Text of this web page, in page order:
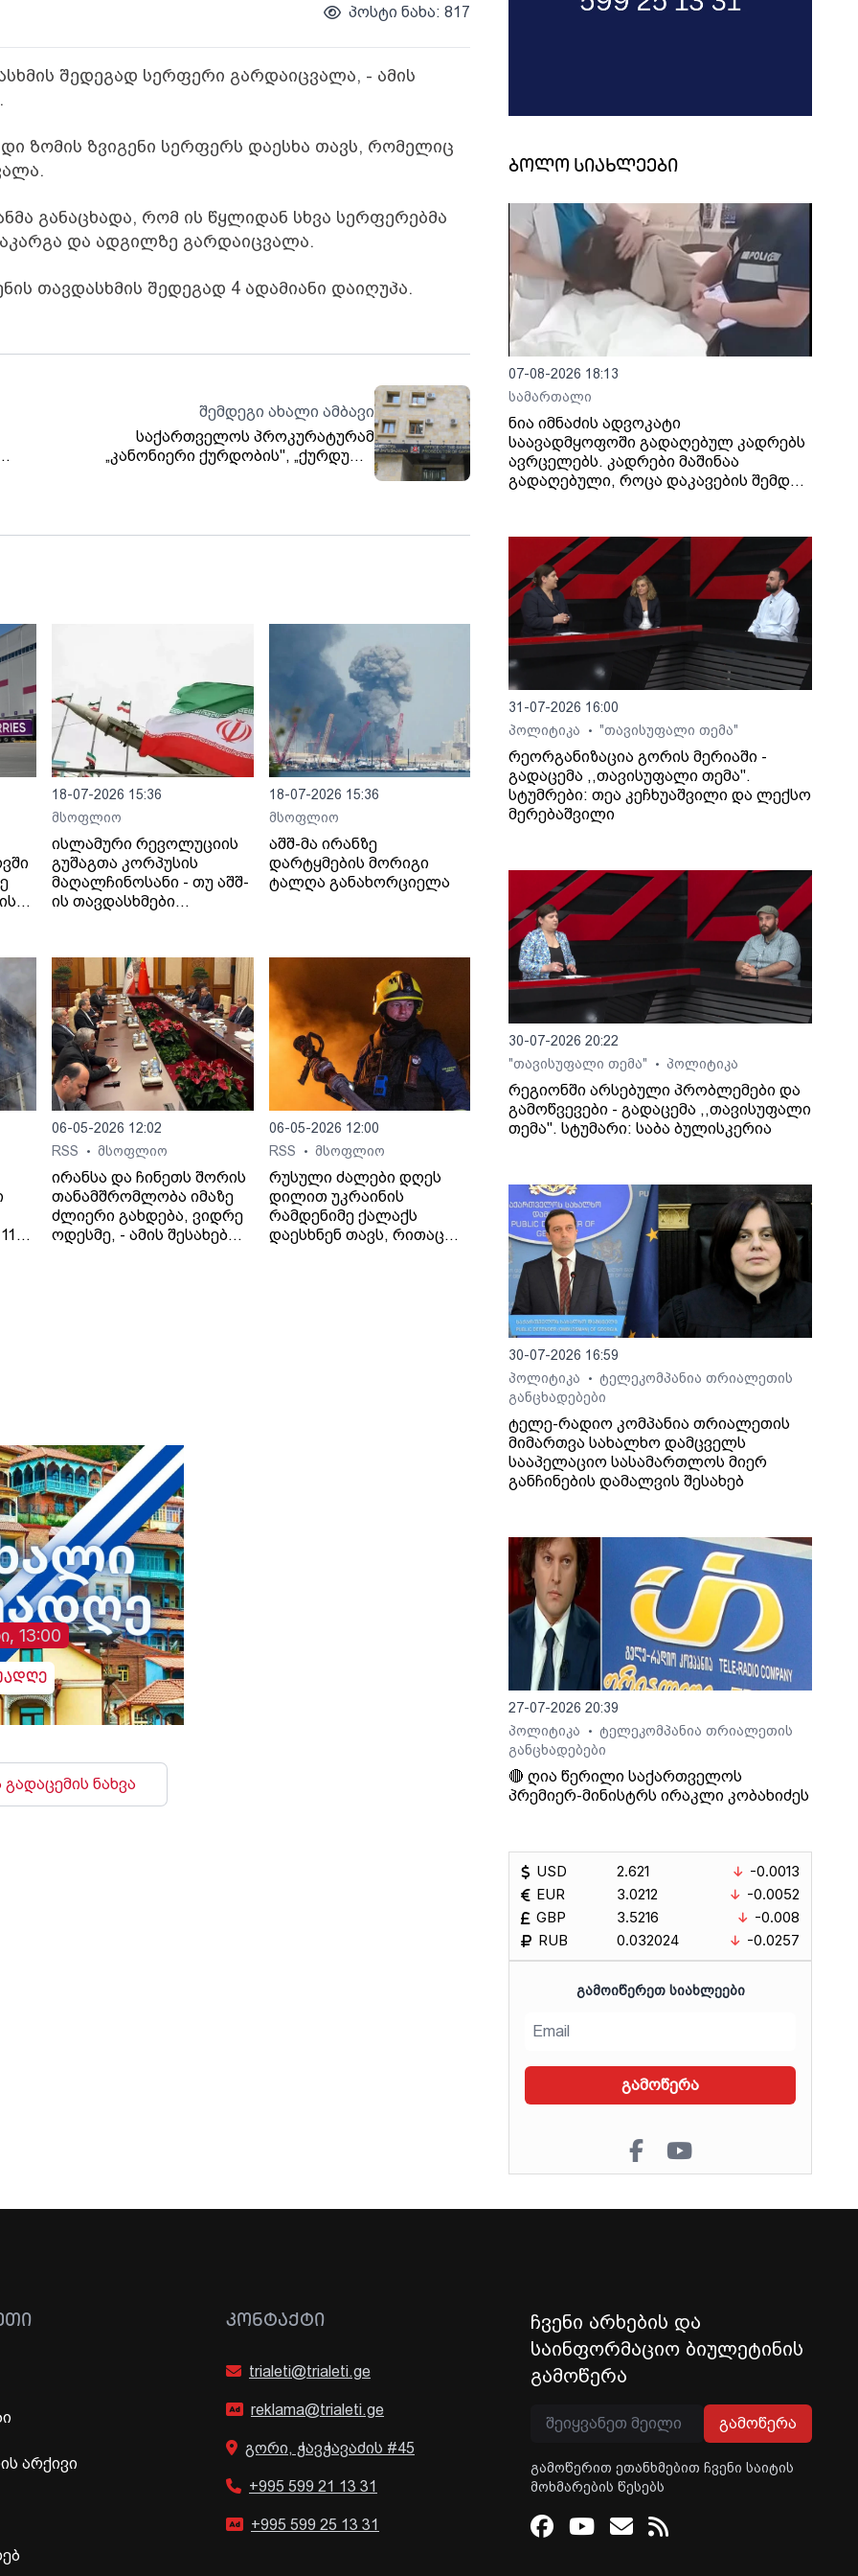
პოსტი ნახა: 817
შედეგად სერფერი გარდაიცვალა, - ამის
.
ზომის ზვიგენი სერფერს დაესხა თავს, რომელიც
განაცხადა, რომ ის წყლიდან სხვა სერფერებმა
და ადგილზე გარდაიცვალა.
თავდასხმის შედეგად 4 ადამიანი დაიღუპა.
შემდეგი ახალი ამბავი
საქართველოს პროკურატურამ
„კანონიერი ქურდობის", „ქურდული
სამყაროს“ წევრობის და „ქურდული
18-07-2026 15:36
მსოფლიო
ისლამური რევოლუციის
გუშაგთა კორპუსის
მაღალჩინოსანი - თუ აშშ-
ის თავდასხმები
შეტევითი ოპერაციების
ფაზაში გადავალთ.
18-07-2026 15:36
მსოფლიო
აშშ-მა ირანზე
დარტყმების მორიგი
ტალღა განახორციელა
06-05-2026 12:02
RSS
• მსოფლიო
ირანსა და ჩინეთს შორის
თანამშრომლობა იმაზე
ძლიერი გახდება, ვიდრე
ოდესმე, - ამის შესახებ
შეხვედრაზე ჩინეთს
„ირანის ახლო მეგობარი“
უწოდა. „არსებულ
ვითარებაში, ჩვენს
ქვეყნებს შორის
ორმხრივი
თანამშრომლობა კიდევ
უფრო გაძლიერდება“, -
განაცხადა აბას არაღჩიმ.
06-05-2026 12:00
RSS
• მსოფლიო
რუსული ძალები დღეს
დილით უკრაინის
რამდენიმე ქალაქს
დაესხნენ თავს, რითაც
13:00
ნახვა
ბოლო სიახლეები
07-08-2026 18:13
სამართალი
ნია იმნაძის ადვოკატი
საავადმყოფოში გადაღებულ კადრებს
ავრცელებს. კადრები მაშინაა
გადაღებული, როცა დაკავების შემდეგ
31-07-2026 16:00
პოლიტიკა
• "თავისუფალი თემა"
რეორგანიზაცია გორის მერიაში -
გადაცემა ,,თავისუფალი თემა".
სტუმრები: თეა კეჩხუაშვილი და ლექსო
მერებაშვილი
30-07-2026 20:22
"თავისუფალი თემა"
• პოლიტიკა
რეგიონში არსებული პრობლემები და
გამოწვევები - გადაცემა ,,თავისუფალი
თემა". სტუმარი: საბა ბულისკერია
30-07-2026 16:59
პოლიტიკა
•
ტელეკომპანია თრიალეთის
განცხადებები
ტელე-რადიო კომპანია თრიალეთის
მიმართვა სახალხო დამცველს
სააპელაციო სასამართლოს მიერ
განჩინების დამალვის შესახებ
27-07-2026 20:39
პოლიტიკა
•
ტელეკომპანია თრიალეთის
განცხადებები
🔴 ღია წერილი საქართველოს
პრემიერ-მინისტრს ირაკლი კობახიძეს
USD
EUR
GBP
RUB
2.621
3.0212
3.5216
0.032024
-0.0013
-0.0052
-0.008
-0.0257
ᲒᲐᲛᲝᲘᲬᲔᲠᲔᲗ ᲡᲘᲐᲮᲚᲔᲔᲑᲘ
გამოწერა
არქივი
ᲙᲝᲜᲢᲐᲥᲢᲘ
trialeti@trialeti.ge
reklama@trialeti.ge
გორი, ჭავჭავაძის #45
+995 599 21 13 31
+995 599 25 13 31
ჩვენი არხების და
საინფორმაციო ბიულეტინის
გამოწერა
გამოწერა
გამოწერით ეთანხმებით ჩვენი საიტის
მოხმარების წესებს
Facebook
Youtube
Email
RSS